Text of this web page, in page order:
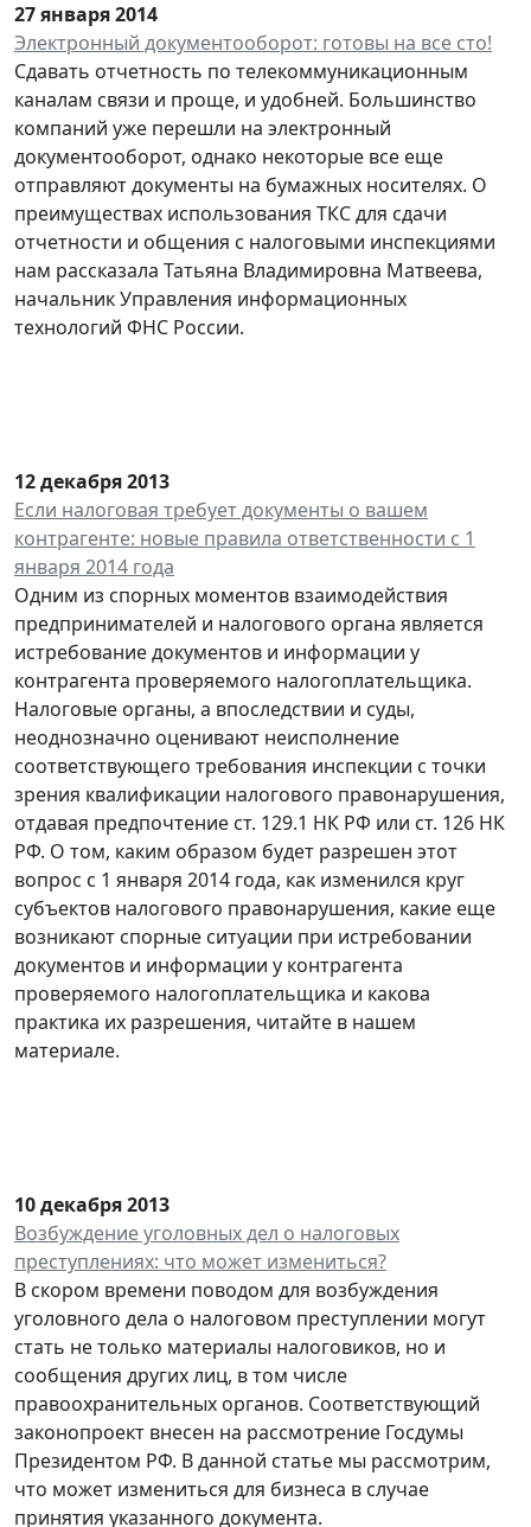
27 января 2014
Электронный документооборот: готовы на все сто!
Сдавать отчетность по телекоммуникационным
каналам связи и проще, и удобней. Большинство
компаний уже перешли на электронный
документооборот, однако некоторые все еще
отправляют документы на бумажных носителях. О
преимуществах использования ТКС для сдачи
отчетности и общения с налоговыми инспекциями
нам рассказала Татьяна Владимировна Матвеева,
начальник Управления информационных
технологий ФНС России.
12 декабря 2013
Если налоговая требует документы о вашем
контрагенте: новые правила ответственности с 1
января 2014 года
Одним из спорных моментов взаимодействия
предпринимателей и налогового органа является
истребование документов и информации у
контрагента проверяемого налогоплательщика.
Налоговые органы, а впоследствии и суды,
неоднозначно оценивают неисполнение
соответствующего требования инспекции с точки
зрения квалификации налогового правонарушения,
отдавая предпочтение ст. 129.1 НК РФ или ст. 126 НК
РФ. О том, каким образом будет разрешен этот
вопрос с 1 января 2014 года, как изменился круг
субъектов налогового правонарушения, какие еще
возникают спорные ситуации при истребовании
документов и информации у контрагента
проверяемого налогоплательщика и какова
практика их разрешения, читайте в нашем
материале.
10 декабря 2013
Возбуждение уголовных дел о налоговых
преступлениях: что может измениться?
В скором времени поводом для возбуждения
уголовного дела о налоговом преступлении могут
стать не только материалы налоговиков, но и
сообщения других лиц, в том числе
правоохранительных органов. Соответствующий
законопроект внесен на рассмотрение Госдумы
Президентом РФ. В данной статье мы рассмотрим,
что может измениться для бизнеса в случае
принятия указанного документа.